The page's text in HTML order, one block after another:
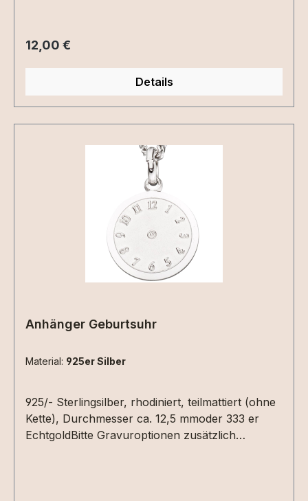
Regulärer Preis:
12,00 €
Details
Anhänger Geburtsuhr
Material: 925er Silber
925/- Sterlingsilber, rhodiniert, teilmattiert (ohne
Kette), Durchmesser ca. 12,5 mmoder 333 er
EchtgoldBitte Gravuroptionen zusätzlich